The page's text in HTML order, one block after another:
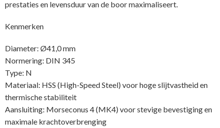
prestaties en levensduur van de boor maximaliseert.
Kenmerken
Diameter: Ø41,0 mm
Normering: DIN 345
Type: N
Materiaal: HSS (High-Speed Steel) voor hoge slijtvastheid en
thermische stabiliteit
Aansluiting: Morseconus 4 (MK4) voor stevige bevestiging en
maximale krachtoverbrenging